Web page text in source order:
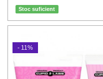
Stoc suficient
- 11%